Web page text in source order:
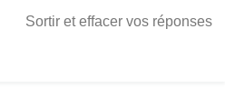
Sortir et effacer vos réponses